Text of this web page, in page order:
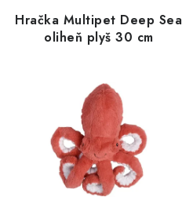
e
n
r
o
d
Hračka Multipet Deep Sea
oliheň plyš 30 cm